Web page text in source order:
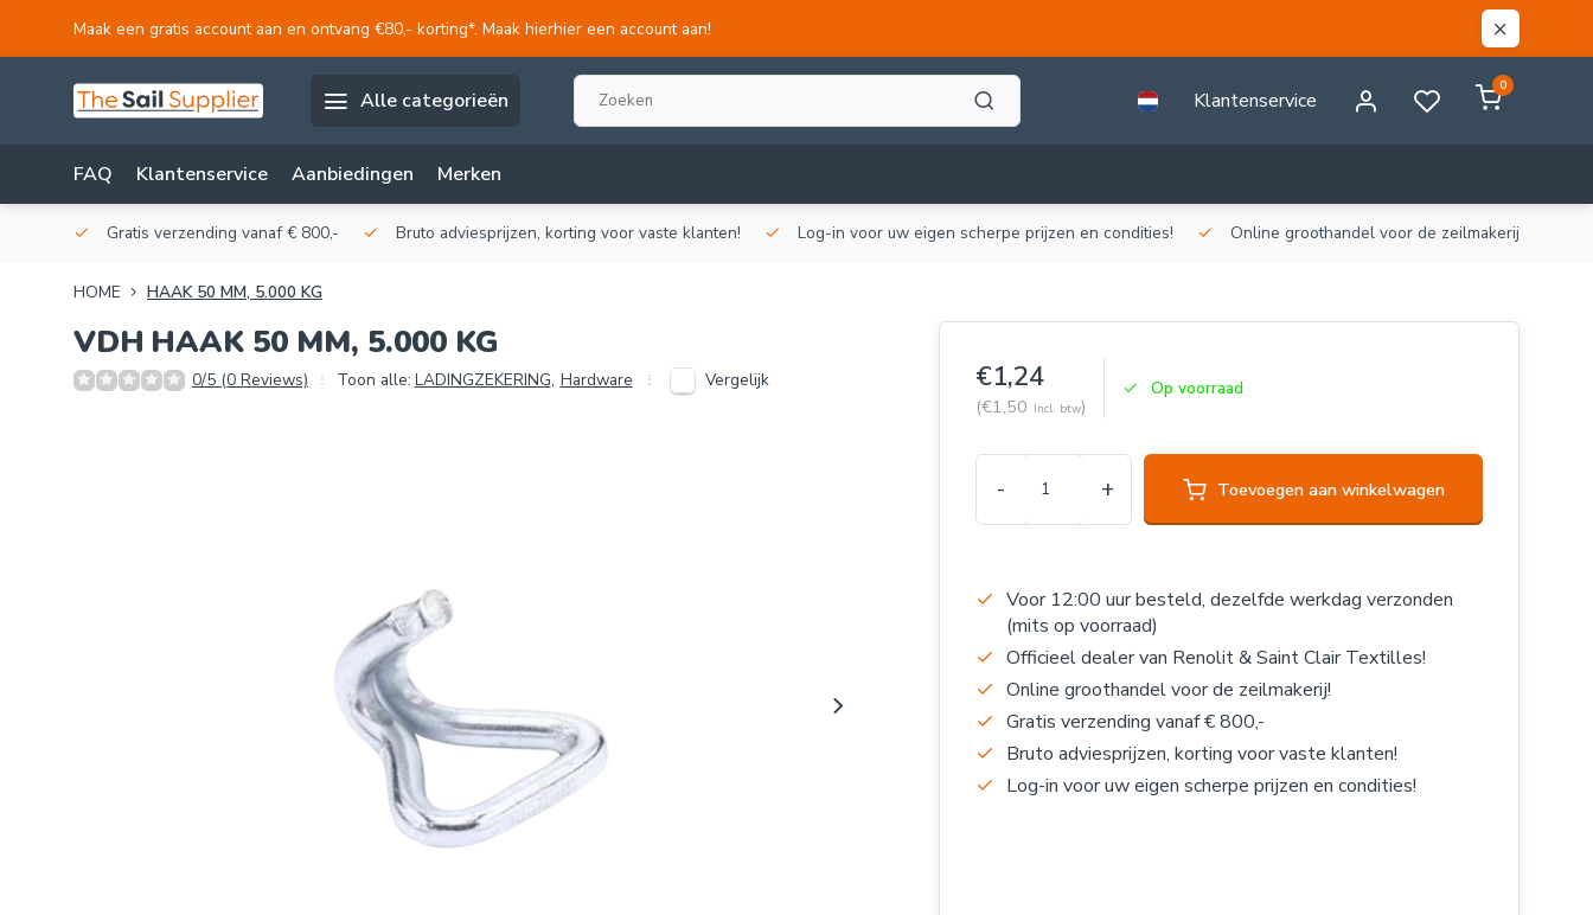
Maak een gratis account aan en ontvang €80,- korting*. Maak hierhier een account aan!
Alle categorieën Klantenservice
0
FAQ Klantenservice Aanbiedingen Merken
Gratis verzending vanaf € 800,- Bruto adviesprijzen, korting voor vaste klanten! Log-in voor uw eigen scherpe prijzen en condities! Online groothandel voor de zeilmakerij!
HOME HAAK 50 MM, 5.000 KG
VDH HAAK 50 MM, 5.000 KG
0/5 (0 Reviews) Toon alle: LADINGZEKERING, Hardware Vergelijk €1,24
(€1,50 Incl. btw)
Op voorraad
- + Toevoegen aan winkelwagen
Voor 12:00 uur besteld, dezelfde werkdag verzonden
(mits op voorraad)
Officieel dealer van Renolit & Saint Clair Textilles!
Online groothandel voor de zeilmakerij!
Gratis verzending vanaf € 800,-
Bruto adviesprijzen, korting voor vaste klanten!
Log-in voor uw eigen scherpe prijzen en condities!